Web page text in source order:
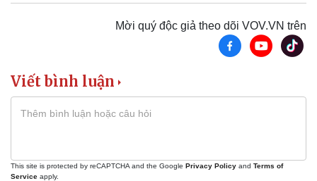
Mời quý độc giả theo dõi VOV.VN trên
Viết bình luận
This site is protected by reCAPTCHA and the Google Privacy Policy and Terms of
Service apply.